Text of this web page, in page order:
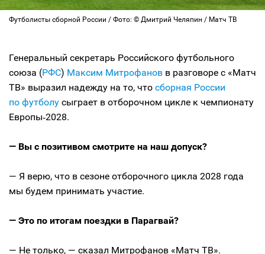
Футболисты сборной России / Фото: © Дмитрий Челяпин / Матч ТВ
Генеральный секретарь Российского футбольного
союза (РФС) Максим Митрофанов в разговоре с «Матч
ТВ» выразил надежду на то, что сборная России
по футболу сыграет в отборочном цикле к чемпионату
Европы‑2028.
— Вы с позитивом смотрите на наш допуск?
— Я верю, что в сезоне отборочного цикла 2028 года
мы будем принимать участие.
— Это по итогам поездки в Парагвай?
— Не только, — сказал Митрофанов «Матч ТВ».